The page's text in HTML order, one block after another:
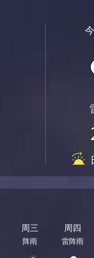
周三
阵雨
周四
雷阵雨